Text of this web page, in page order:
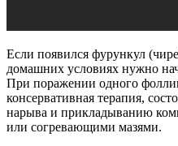
Если появился фурункул
домашних условиях нужно
При поражении одного
консервативная терапия,
нарыва и прикладыванию
или согревающими мазями.